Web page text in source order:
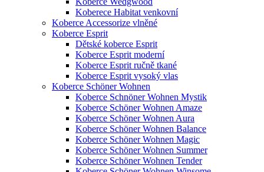
Koberece Habitat venkovní
Koberce Accessorize vlněné
Koberce Esprit
Dětské koberce Esprit
Koberce Esprit moderní
Koberce Esprit ručně tkané
Koberce Esprit vysoký vlas
Koberce Schöner Wohnen
Koberce Schnöner Wohnen Mystik
Koberce Schöner Wohnen Amaze
Koberce Schöner Wohnen Aura
Koberce Schöner Wohnen Balance
Koberce Schöner Wohnen Magic
Koberce Schöner Wohnen Summer
Koberce Schöner Wohnen Tender